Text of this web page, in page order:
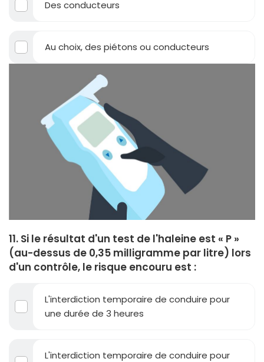
Des conducteurs
Au choix, des piétons ou conducteurs
11. Si le résultat d'un test de l'haleine est « P »
(au-dessus de 0,35 milligramme par litre) lors
d'un contrôle, le risque encouru est :
L'interdiction temporaire de conduire pour
une durée de 3 heures
L'interdiction temporaire de conduire pour